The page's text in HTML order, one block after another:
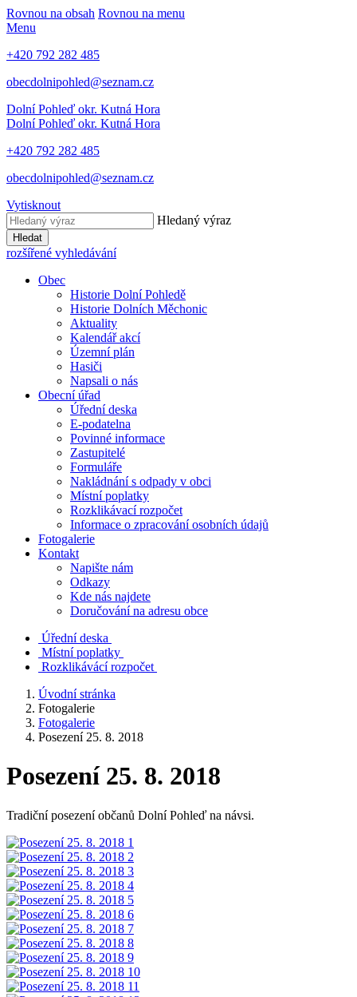
Rovnou na obsah Rovnou na menu
Menu
+420 792 282 485
obecdolnipohled@seznam.cz
Dolní Pohleď okr. Kutná Hora
Dolní Pohleď okr. Kutná Hora
+420 792 282 485
obecdolnipohled@seznam.cz
Vytisknout
Hledaný výraz
Hledat
rozšířené vyhledávání
Obec
Historie Dolní Pohledě
Historie Dolních Měchonic
Aktuality
Kalendář akcí
Územní plán
Hasiči
Napsali o nás
Obecní úřad
Úřední deska
E-podatelna
Povinné informace
Zastupitelé
Formuláře
Nakládnání s odpady v obci
Místní poplatky
Rozklikávací rozpočet
Informace o zpracování osobních údajů
Fotogalerie
Kontakt
Napište nám
Odkazy
Kde nás najdete
Doručování na adresu obce
Úřední deska
Místní poplatky
Rozklikávácí rozpočet
Úvodní stránka
Fotogalerie
Fotogalerie
Posezení 25. 8. 2018
Posezení 25. 8. 2018
Tradiční posezení občanů Dolní Pohleď na návsi.